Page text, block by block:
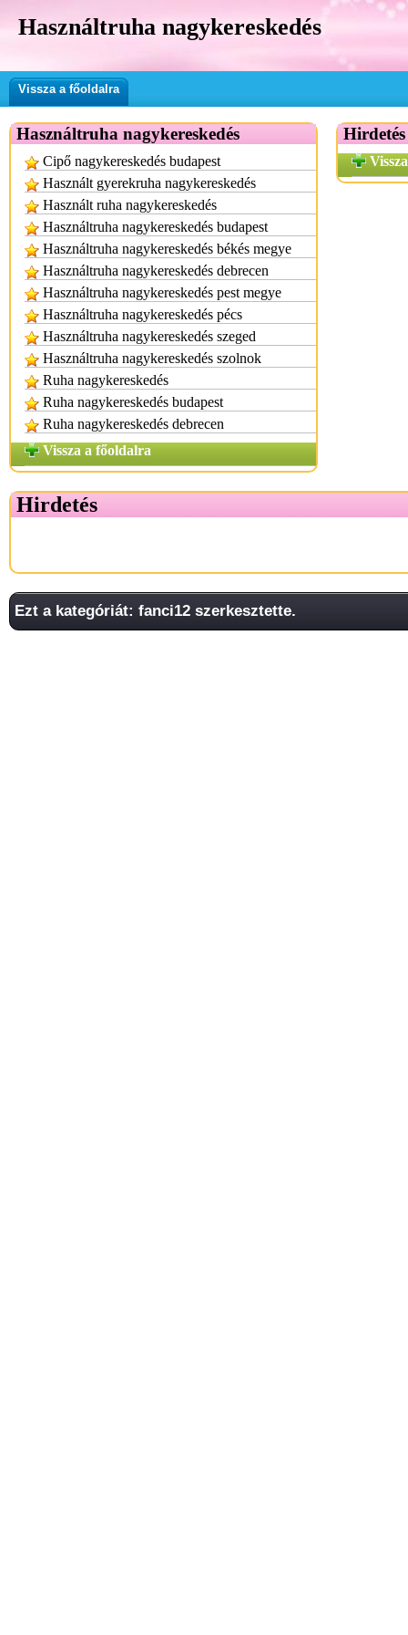
Használtruha nagykereskedés
Vissza a főoldalra
Használtruha nagykereskedés
Cipő nagykereskedés budapest
Használt gyerekruha nagykereskedés
Használt ruha nagykereskedés
Használtruha nagykereskedés budapest
Használtruha nagykereskedés békés megye
Használtruha nagykereskedés debrecen
Használtruha nagykereskedés pest megye
Használtruha nagykereskedés pécs
Használtruha nagykereskedés szeged
Használtruha nagykereskedés szolnok
Ruha nagykereskedés
Ruha nagykereskedés budapest
Ruha nagykereskedés debrecen
Vissza a főoldalra
Hirdetés
Hirdetés
Ezt a kategóriát: fanci12 szerkesztette.